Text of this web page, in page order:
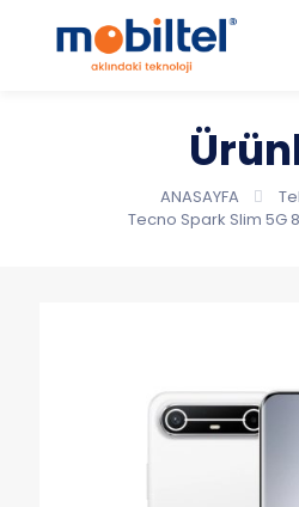
ANASAYFA
Tecno Spark Slim 5G